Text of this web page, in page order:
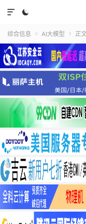


综合信息  AI大模型  正